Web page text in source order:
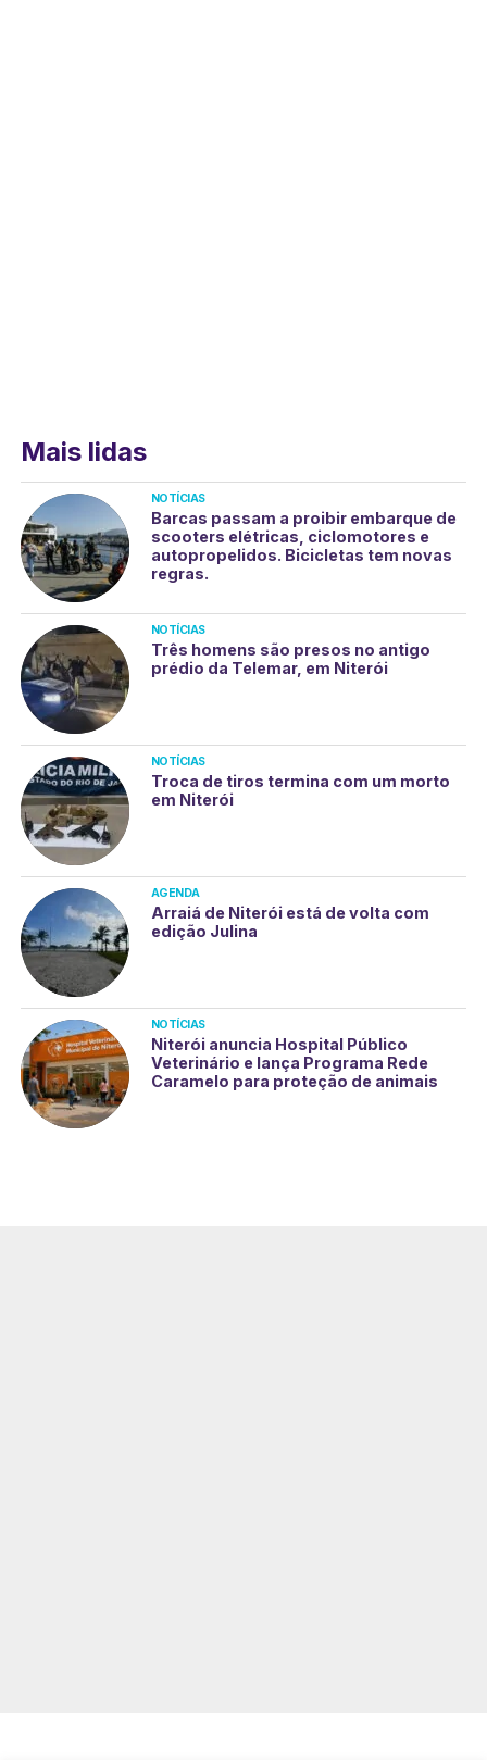
Mais lidas
NOTÍCIAS
Barcas passam a proibir embarque de
scooters elétricas, ciclomotores e
autopropelidos. Bicicletas tem novas
regras.
NOTÍCIAS
Três homens são presos no antigo
prédio da Telemar, em Niterói
NOTÍCIAS
Troca de tiros termina com um morto
em Niterói
AGENDA
Arraiá de Niterói está de volta com
edição Julina
NOTÍCIAS
Niterói anuncia Hospital Público
Veterinário e lança Programa Rede
Caramelo para proteção de animais